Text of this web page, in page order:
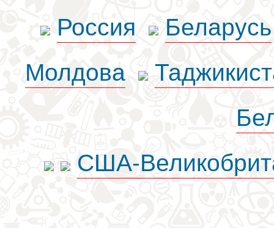
Россия
Беларусь
Молдова
США-